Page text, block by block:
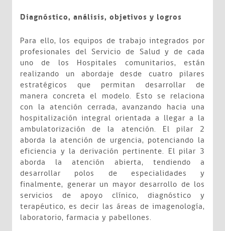
Diagnóstico, análisis, objetivos y logros
Para ello, los equipos de trabajo integrados por
profesionales del Servicio de Salud y de cada
uno de los Hospitales comunitarios, están
realizando un abordaje desde cuatro pilares
estratégicos que permitan desarrollar de
manera concreta el modelo. Esto se relaciona
con la atención cerrada, avanzando hacia una
hospitalización integral orientada a llegar a la
ambulatorización de la atención. El pilar 2
aborda la atención de urgencia, potenciando la
eficiencia y la derivación pertinente. El pilar 3
aborda la atención abierta, tendiendo a
desarrollar polos de especialidades y
finalmente, generar un mayor desarrollo de los
servicios de apoyo clínico, diagnóstico y
terapéutico, es decir las áreas de imagenología,
laboratorio, farmacia y pabellones.